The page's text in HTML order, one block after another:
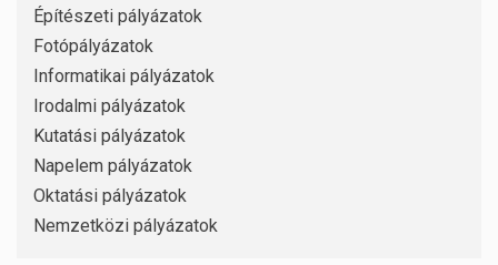
Építészeti pályázatok
Fotópályázatok
Informatikai pályázatok
Irodalmi pályázatok
Kutatási pályázatok
Napelem pályázatok
Oktatási pályázatok
Nemzetközi pályázatok